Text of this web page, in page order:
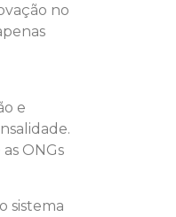
no
e
ONGs
sistema